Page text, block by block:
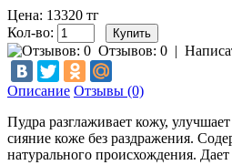
Цена: 13320 тг
Кол-во:
Отзывов: 0 |
Описание Отзывы (0)
Пудра разглаживает кожу, улучшает
сияние коже без раздражения.
натурального происхождения.